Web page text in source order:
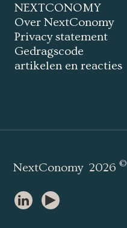
NEXTCONOMY
Over NextConomy
Privacy statement
Gedragscode
artikelen en reacties
NextConomy 2026©